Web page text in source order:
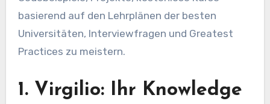
basierend auf den Lehrplänen der besten
Universitäten, Interviewfragen und Greatest
Practices zu meistern.
1. Virgilio: Ihr Knowledge